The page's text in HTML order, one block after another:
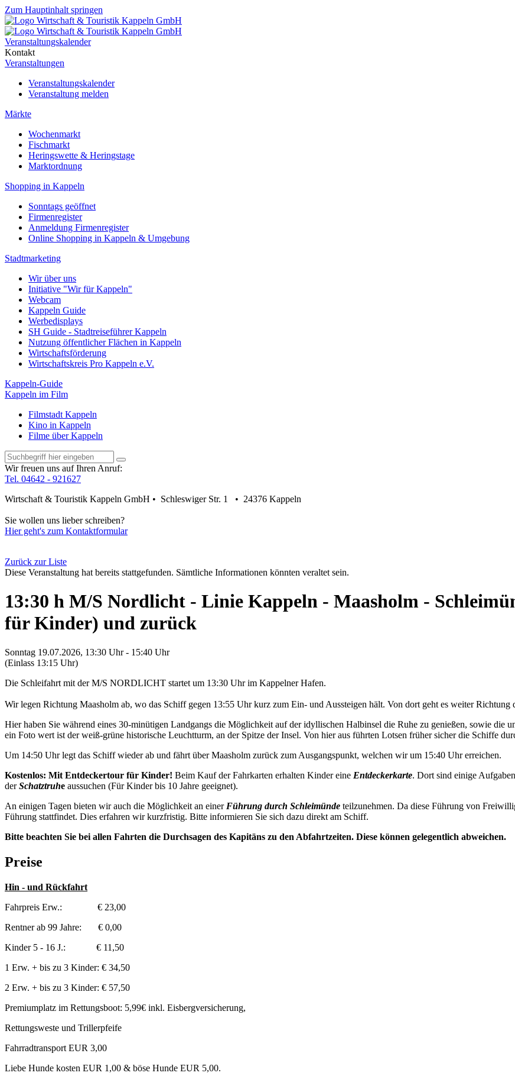
Zum Hauptinhalt springen
Veranstaltungskalender
Kontakt
Veranstaltungen
Veranstaltungskalender
Veranstaltung melden
Märkte
Wochenmarkt
Fischmarkt
Heringswette & Heringstage
Marktordnung
Shopping in Kappeln
Sonntags geöffnet
Firmenregister
Anmeldung Firmenregister
Online Shopping in Kappeln & Umgebung
Stadtmarketing
Wir über uns
Initiative "Wir für Kappeln"
Webcam
Kappeln Guide
Werbedisplays
SH Guide - Stadtreiseführer Kappeln
Nutzung öffentlicher Flächen in Kappeln
Wirtschaftsförderung
Wirtschaftskreis Pro Kappeln e.V.
Kappeln-Guide
Kappeln im Film
Filmstadt Kappeln
Kino in Kappeln
Filme über Kappeln
Wir freuen uns auf Ihren Anruf:
Tel. 04642 - 921627
Wirtschaft & Touristik Kappeln GmbH • Schleswiger Str. 1 • 24376 Kappeln
Sie wollen uns lieber schreiben?
Hier geht's zum Kontaktformular
Zurück zur Liste
Diese Veranstaltung hat bereits stattgefunden. Sämtliche Informationen könnten veraltet sein.
13:30 h M/S Nordlicht - Linie Kappeln - Maasholm -
für Kinder) und zurück
Sonntag 19.07.2026, 13:30 Uhr - 15:40 Uhr
(Einlass 13:15 Uhr)
Die Schleifahrt mit der M/S NORDLICHT startet um 13:30 Uhr im Kappelner Hafen.
Wir legen Richtung Maasholm ab, wo das Schiff gegen 13:55 Uhr kurz zum Ein- und Aussteigen hält. Von dort geht es weiter Richtung
Hier haben Sie während eines 30-minütigen Landgangs die Möglichkeit auf der idyllischen Halbinsel die Ruhe zu genießen, sowie die
ein Foto wert ist der weiß-grüne historische Leuchtturm, an der Spitze der Insel. Von hier aus führten Lotsen früher sicher die Schiffe
Um 14:50 Uhr legt das Schiff wieder ab und fährt über Maasholm zurück zum Ausgangspunkt, welchen wir um 15:40 Uhr erreichen.
Kostenlos: Mit Entdeckertour für Kinder! Beim Kauf der Fahrkarten erhalten Kinder eine Entdeckerkarte. Dort sind einige
der Schatztruhe aussuchen (Für Kinder bis 10 Jahre geeignet).
An einigen Tagen bieten wir auch die Möglichkeit an einer Führung durch Schleimünde teilzunehmen. Da diese Führung von
Führung stattfindet. Dies erfahren wir kurzfristig. Bitte informieren Sie sich dazu direkt am Schiff.
Bitte beachten Sie bei allen Fahrten die Durchsagen des Kapitäns zu den Abfahrtzeiten. Diese können gelegentlich abweichen.
Preise
Hin - und Rückfahrt
Fahrpreis Erw.: € 23,00
Rentner ab 99 Jahre: € 0,00
Kinder 5 - 16 J.: € 11,50
1 Erw. + bis zu 3 Kinder: € 34,50
2 Erw. + bis zu 3 Kinder: € 57,50
Premiumplatz im Rettungsboot: 5,99€ inkl. Eisbergversicherung,
Rettungsweste und Trillerpfeife
Fahrradtransport EUR 3,00
Liebe Hunde kosten EUR 1,00 & böse Hunde EUR 5,00.